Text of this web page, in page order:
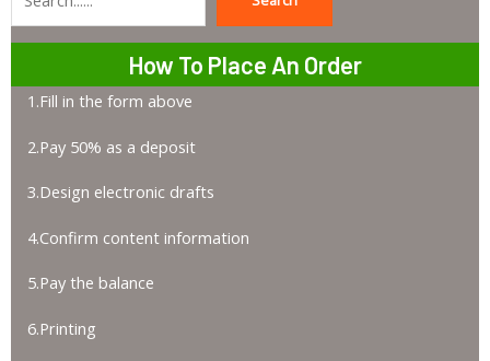
How To Place An Order
1.Fill in the form above
2.Pay 50% as a deposit
3.Design electronic drafts
4.Confirm content information
5.Pay the balance
6.Printing